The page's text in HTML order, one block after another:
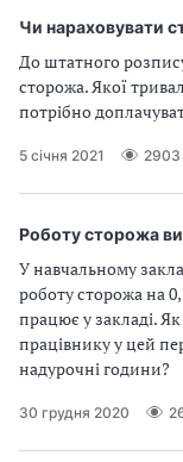
Чи нараховувати
До штатного
сторожа. Якої
потрібно
5 січня 2021 2903
Роботу сторожа
У навчальному
роботу сторожа на
працює у закладі.
працівнику у цей
надурочні години?
30 грудня 2020